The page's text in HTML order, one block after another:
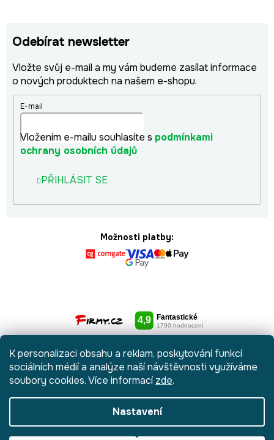
K personalizaci obsahu a reklam, poskytování funkcí
sociálních médií a analýze naší návštěvnosti využíváme
soubory cookies. Více informacízde.
Nastavení
Odebírat newsletter
Vložte svůj e-mail a my vám budeme zasílat informace
o nových produktech na našem e-shopu.
E-mail
Vložením e-mailu souhlasíte s podmínkami
ochrany osobních údajů
PŘIHLÁSIT SE
Možnosti platby: